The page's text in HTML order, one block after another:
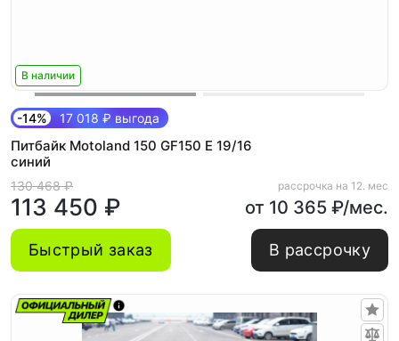
В наличии
-14% 17 018 ₽ выгода
Питбайк Motoland 150 GF150 E 19/16
синий
130 468 ₽
113 450 ₽
рассрочка на 12. мес
от 10 365 ₽/мес.
Быстрый заказ В рассрочку